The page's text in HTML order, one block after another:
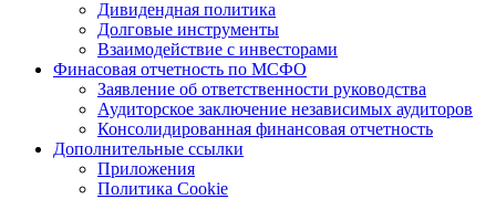
Дивидендная политика
Долговые инструменты
Взаимодействие с инвеcторами
Финасовая отчетность по МСФО
Заявление об ответственности руководства
Аудиторское заключение независимых аудиторов
Консолидированная финансовая отчетность
Дополнительные ссылки
Приложения
Политика Cookie